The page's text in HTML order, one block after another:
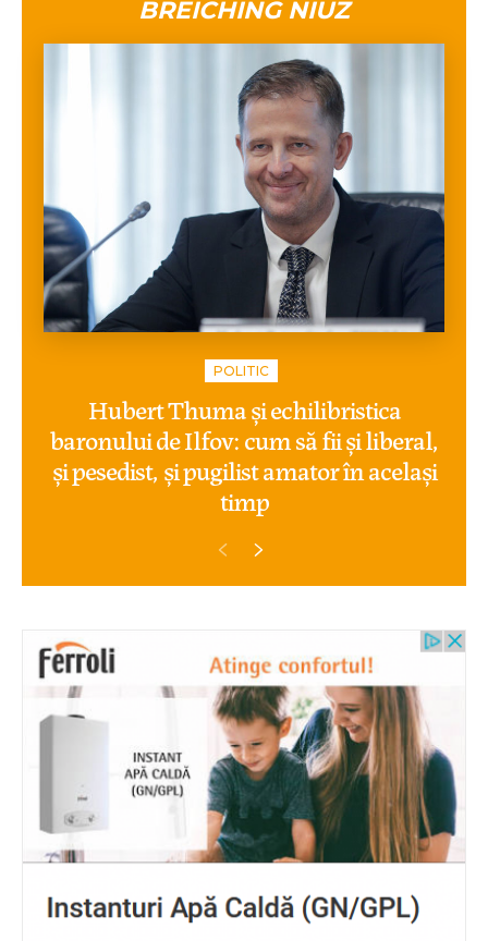
BREICHING NIUZ
POLITIC
Hubert Thuma și echilibristica
baronului de Ilfov: cum să fii și liberal,
și pesedist, și pugilist amator în același
timp